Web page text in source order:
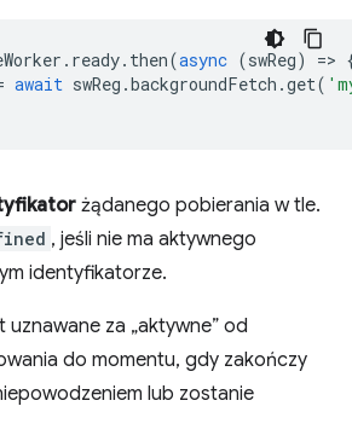
. ready. then(async (swReg) =>
await swReg .backgroundFetch .get(
żądanego pobierania w tle.
, jeśli nie ma aktywnego
identyfikatorze.
uznawane za „aktywne” od
do momentu, gdy zakończy
lub zostanie